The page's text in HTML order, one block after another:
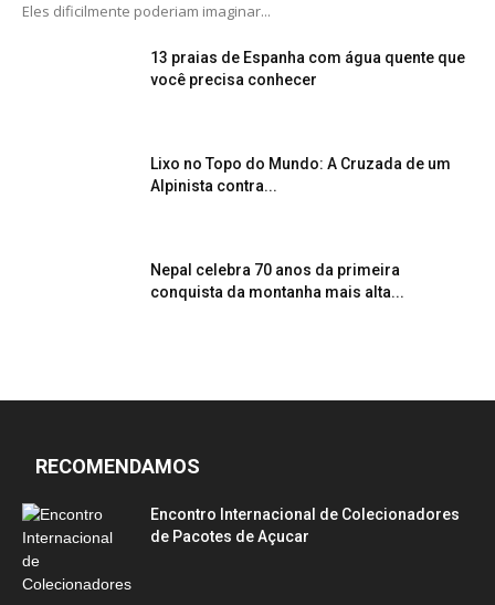
Eles dificilmente poderiam imaginar...
13 praias de Espanha com água quente que
você precisa conhecer
Lixo no Topo do Mundo: A Cruzada de um
Alpinista contra...
Nepal celebra 70 anos da primeira
conquista da montanha mais alta...
RECOMENDAMOS
Encontro Internacional de Colecionadores
de Pacotes de Açucar